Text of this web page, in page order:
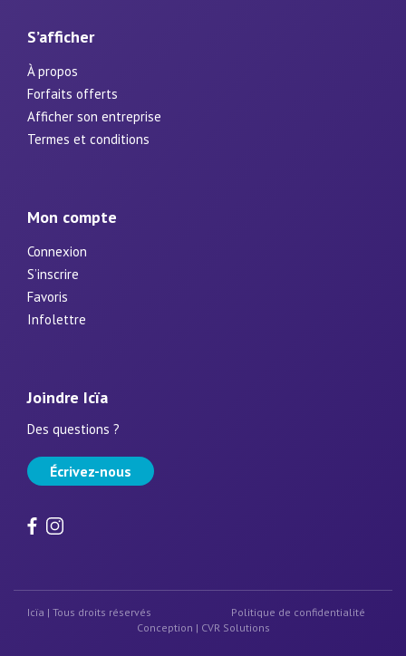
S’afficher
À propos
Forfaits offerts
Afficher son entreprise
Termes et conditions
Mon compte
Connexion
S’inscrire
Favoris
Infolettre
Joindre Icïa
Des questions ?
Écrivez-nous
Icïa | Tous droits réservés
Politique de confidentialité
Conception | CVR Solutions